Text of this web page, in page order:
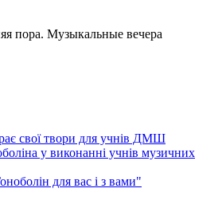
пора. Музыкальные вечера
свої твори для учнів ДМШ
у виконанні учнів музичних
для вас і з вами"